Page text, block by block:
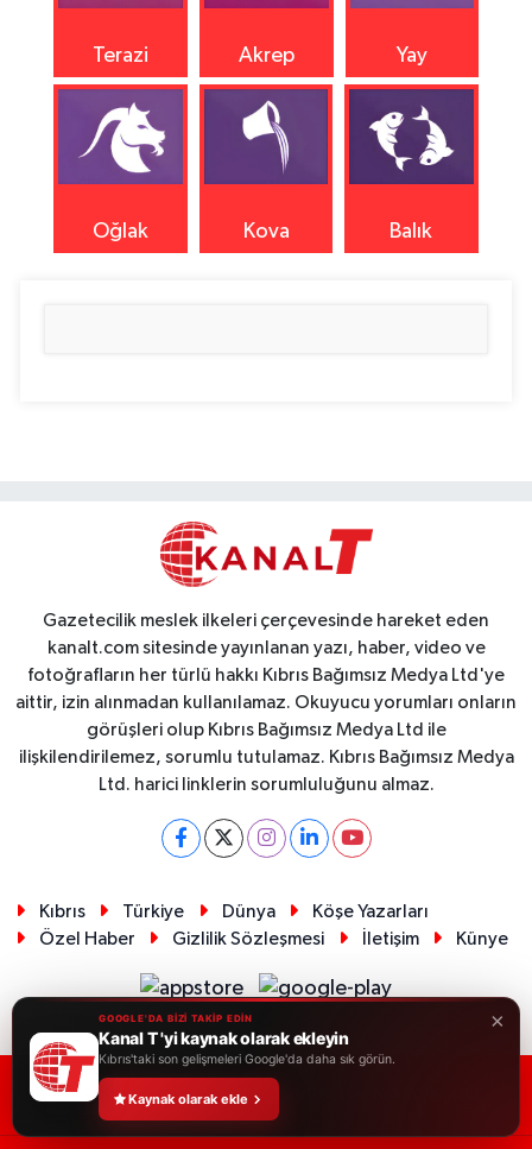
Terazi Akrep Yay
Oğlak Kova Balık
Gazetecilik meslek ilkeleri çerçevesinde hareket eden
kanalt.com sitesinde yayınlanan yazı, haber, video ve
fotoğrafların her türlü hakkı Kıbrıs Bağımsız Medya Ltd'ye
aittir, izin alınmadan kullanılamaz. Okuyucu yorumları onların
görüşleri olup Kıbrıs Bağımsız Medya Ltd ile
ilişkilendirilemez, sorumlu tutulamaz. Kıbrıs Bağımsız Medya
Ltd. harici linklerin sorumluluğunu almaz.
Kıbrıs Türkiye Dünya
Köşe Yazarları
Özel Haber
Gizlilik Sözleşmesi İletişim Künye
RSS Copyright © 2026. Her hakkı saklıdır.
×
GOOGLE'DA BİZİ TAKİP EDİN
Kanal T 'yi kaynak olarak ekleyin
Kıbrıs'taki son gelişmeleri Google'da daha sık görün.
Kaynak olarak ekle